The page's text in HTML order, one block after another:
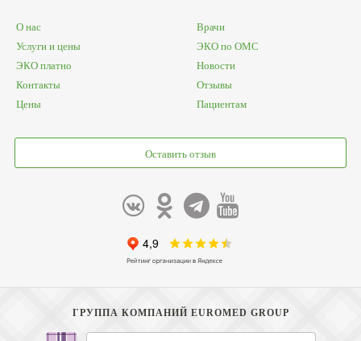
О нас
Врачи
Услуги и цены
ЭКО по ОМС
ЭКО платно
Новости
Контакты
Отзывы
Цены
Пациентам
Оставить отзыв
ГРУППА КОМПАНИЙ EUROMED GROUP